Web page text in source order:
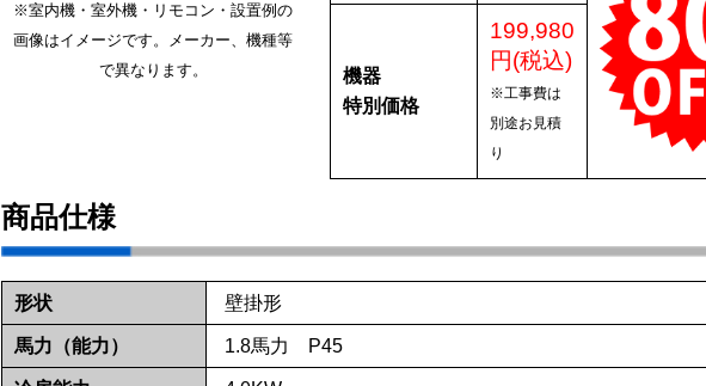
※室内機・室外機・リモコン・設置例の
画像はイメージです。メーカー、機種等
で異なります。
機器
特別価格
199,980
円(税込)
※工事費は
別途お見積
り
商品仕様
形状 壁掛形
馬力（能力） 1.8馬力 P45